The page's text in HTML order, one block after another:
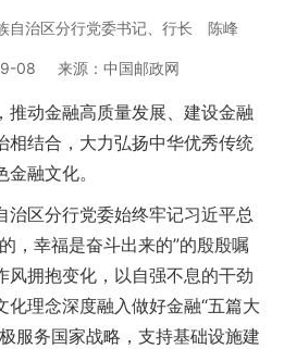
自治区分行党委书记、行长 陈峰
08 来源： 中国邮政网
动金融高质量发展、建设金融
相结合，大力弘扬中华优秀传统
融文化。
区分行党委始终牢记习近平总
，幸福是奋斗出来的”的殷殷嘱
风拥抱变化，以自强不息的干劲
理念深度融入做好金融“五篇大
服务国家战略，支持基础设施建